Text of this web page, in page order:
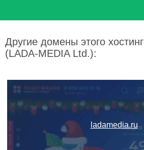
Другие домены этого
(LADA-MEDIA Ltd.):
ladamedia.ru